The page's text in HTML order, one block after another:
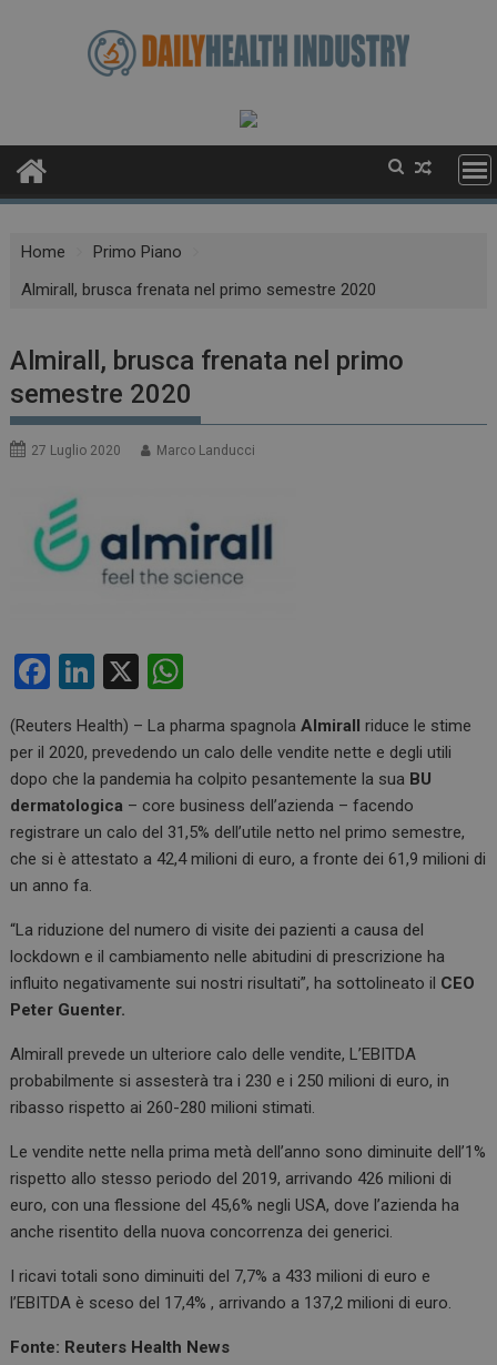
Home
Primo Piano
Almirall, brusca frenata nel primo semestre 2020
Almirall, brusca frenata nel primo
semestre 2020
27 Luglio 2020 Marco Landucci
F
ce
b
o
o
k
Li
ke
dI
n
X
at
s
A
p
(Reuters Health) – La pharma spagnolaAlmirall riduce le stime
per il 2020, prevedendo un calo delle vendite nette e degli utili
dopo che la pandemia ha colpito pesantemente la sua BU
dermatologica – core business dell’azienda – facendo
registrare un calo del 31,5% dell’utile netto nel primo semestre,
che si è attestato a 42,4 milioni di euro, a fronte dei 61,9 milioni di
un anno fa.
“La riduzione del numero di visite dei pazienti a causa del
lockdown e il cambiamento nelle abitudini di prescrizione ha
influito negativamente sui nostri risultati”, ha sottolineato il CEO
Peter Guenter.
Almirall prevede un ulteriore calo delle vendite, L’EBITDA
probabilmente si assesterà tra i 230 e i 250 milioni di euro, in
ribasso rispetto ai 260-280 milioni stimati.
Le vendite nette nella prima metà dell’anno sono diminuite dell’1%
rispetto allo stesso periodo del 2019, arrivando 426 milioni di
euro, con una flessione del 45,6% negli USA, dove l’azienda ha
anche risentito della nuova concorrenza dei generici.
I ricavi totali sono diminuiti del 7,7% a 433 milioni di euro e
l’EBITDA è sceso del 17,4% , arrivando a 137,2 milioni di euro.
Fonte: Reuters Health News